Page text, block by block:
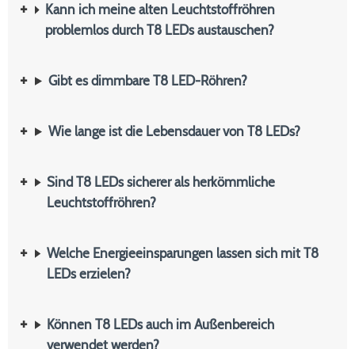
Kann ich meine alten Leuchtstoffröhren
problemlos durch T8 LEDs austauschen?
Gibt es dimmbare T8 LED-Röhren?
Wie lange ist die Lebensdauer von T8 LEDs?
Sind T8 LEDs sicherer als herkömmliche
Leuchtstoffröhren?
Welche Energieeinsparungen lassen sich mit T8
LEDs erzielen?
Können T8 LEDs auch im Außenbereich
verwendet werden?